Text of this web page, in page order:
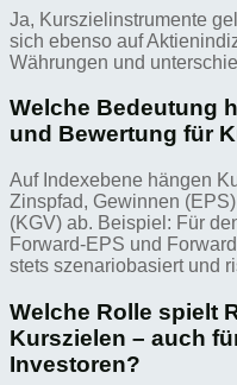
Ja, Kurszielinstrumente
sich ebenso auf
Währungen und
Welche Bedeutung
und Bewertung für
Auf Indexebene hängen
Zinspfad, Gewinnen
(KGV) ab. Beispiel: Für
Forward-EPS und
stets szenariobasiert und
Welche Rolle spielt
Kurszielen – auch
Investoren?